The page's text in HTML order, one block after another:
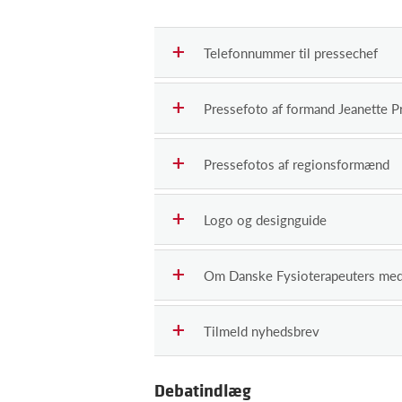
Telefonnummer til pressechef
Pressefoto af formand Jeanette
Pressefotos af regionsformænd
Logo og designguide
Om Danske Fysioterapeuters
Tilmeld nyhedsbrev
Debatindlæg